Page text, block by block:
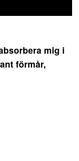
mig i
förmår,